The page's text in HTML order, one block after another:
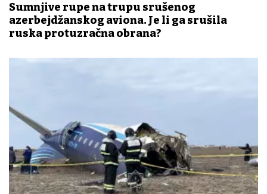
Sumnjive rupe na trupu srušenog
azerbejdžanskog aviona. Je li ga srušila
ruska protuzračna obrana?